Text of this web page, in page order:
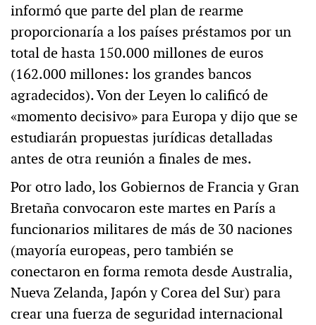
informó que parte del plan de rearme
proporcionaría a los países préstamos por un
total de hasta 150.000 millones de euros
(162.000 millones: los grandes bancos
agradecidos). Von der Leyen lo calificó de
«momento decisivo» para Europa y dijo que se
estudiarán propuestas jurídicas detalladas
antes de otra reunión a finales de mes.
Por otro lado, los Gobiernos de Francia y Gran
Bretaña convocaron este martes en París a
funcionarios militares de más de 30 naciones
(mayoría europeas, pero también se
conectaron en forma remota desde Australia,
Nueva Zelanda, Japón y Corea del Sur) para
crear una fuerza de seguridad internacional